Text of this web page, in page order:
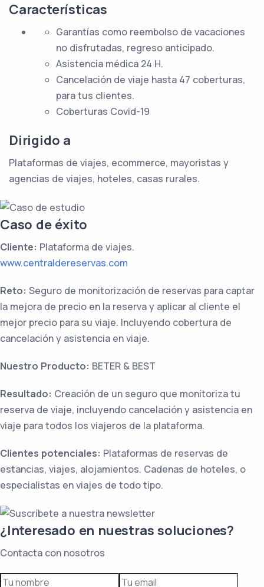
Características
Garantías como reembolso de vacaciones
no disfrutadas, regreso anticipado.
Asistencia médica 24 H.
Cancelación de viaje hasta 47 coberturas,
para tus clientes.
Coberturas Covid-19
Dirigido a
Plataformas de viajes, ecommerce, mayoristas y
agencias de viajes, hoteles, casas rurales.
Caso de éxito
Cliente: Plataforma de viajes.
www.centraldereservas.com
Reto: Seguro de monitorización de reservas para captar
la mejora de precio en la reserva y aplicar al cliente el
mejor precio para su viaje. Incluyendo cobertura de
cancelación y asistencia en viaje.
Nuestro Producto: BETER & BEST
Resultado: Creación de un seguro que monitoriza tu
reserva de viaje, incluyendo cancelación y asistencia en
viaje para todos los viajeros de la plataforma.
Clientes potenciales: Plataformas de reservas de
estancias, viajes, alojamientos. Cadenas de hoteles, o
especialistas en viajes de todo tipo.
¿Interesado en nuestras soluciones?
Contacta con nosotros